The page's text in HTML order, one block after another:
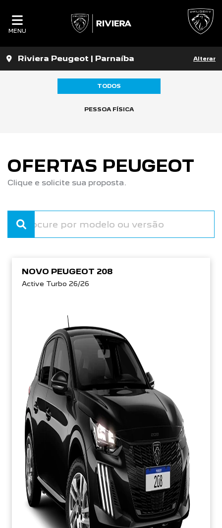
MENU
Riviera Peugeot | Parnaíba Alterar
TODOS
PESSOA FÍSICA
OFERTAS PEUGEOT
Clique e solicite sua proposta.
NOVO PEUGEOT 208
Active Turbo 26/26